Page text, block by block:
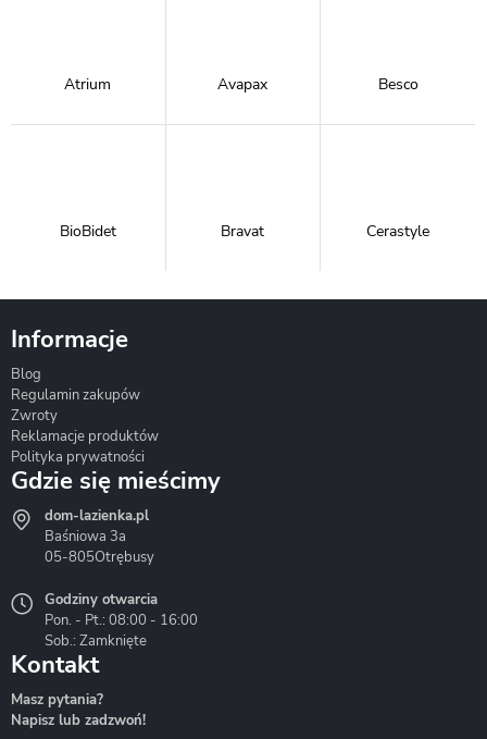
Atrium Avapax Besco
BioBidet Bravat Cerastyle
Hydrostop
Liveno
Informacje
Blog
Regulamin zakupów
Zwroty
Reklamacje produktów
Polityka prywatności
Gdzie się mieścimy
dom-lazienka.pl
Baśniowa 3a
05-805Otrębusy
Godziny otwarcia
Pon. - Pt.: 08:00 - 16:00
Sob.: Zamknięte
Kontakt
Masz pytania?
Napisz lub zadzwoń!